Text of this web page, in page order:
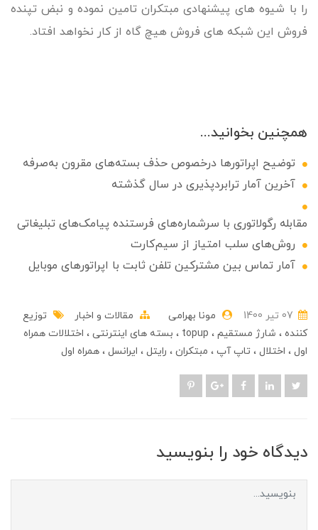
را با شیوه های پیشنهادی مبتکران تامین نموده و نبض تپنده
فروش این شبکه های فروش هیچ گاه از کار نخواهد افتاد.
همچنین بخوانید...
توضیح اپراتورها درخصوص حذف بسته‌های مقرون به‌صرفه
آخرین آمار ترابردپذیری در سال گذشته
مقابله رگولاتوری با سرشماره‌های فرستنده پیامک‌های تبلیغاتی
روش‌های سلب امتیاز از سیم‌کارت
آمار تماس بین مشترکین تلفن ثابت با اپراتورهای موبایل
مونا بهرامی مقالات و اخبار
توزیع
کننده
شارژ مستقیم topup بسته های اینترنتی
اختلالات همراه
اول
اختلال تاپ آپ مبتکران رایتل ایرانسل همراه اول
دیدگاه خود را بنویسید